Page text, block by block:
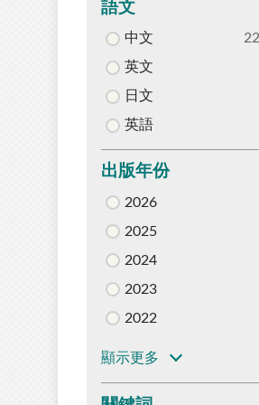
語文
中文
英文
日文
英語
出版年份
2026
2025
2024
2023
2022
顯示更多